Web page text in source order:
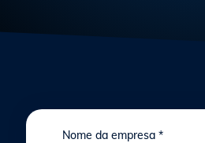
Nome da empresa *